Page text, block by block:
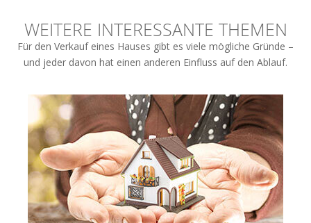
WEITERE INTERESSANTE THEMEN
Für den Verkauf eines Hauses gibt es viele mögliche Gründe –
und jeder davon hat einen anderen Einfluss auf den Ablauf.